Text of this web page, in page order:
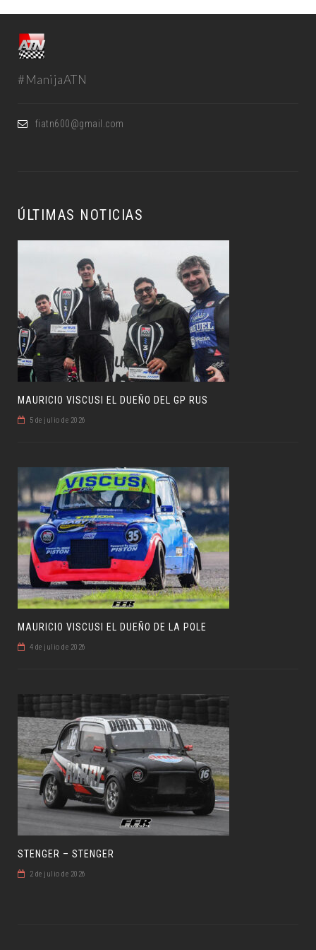
#ManijaATN
fiatn600@gmail.com
ÚLTIMAS NOTICIAS
MAURICIO VISCUSI EL DUEÑO DEL GP RUS
5 de julio de 2026
MAURICIO VISCUSI EL DUEÑO DE LA POLE
4 de julio de 2026
STENGER – STENGER
2 de julio de 2026